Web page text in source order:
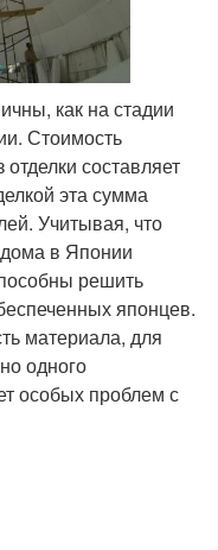
как на стадии
Стоимость
составляет
эта сумма
Учитывая, что
в Японии
решить
японцев.
материала, для
одного
особых проблем с